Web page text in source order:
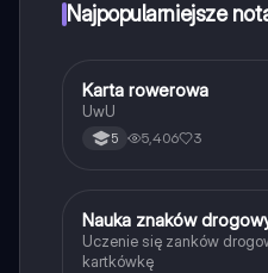
Najpopularniejsze
KTechnika
Karta rowerowa
UwU
5 5,406 3
NTechnika
Nauka znaków
Uczenie się zanków
kartkówkę